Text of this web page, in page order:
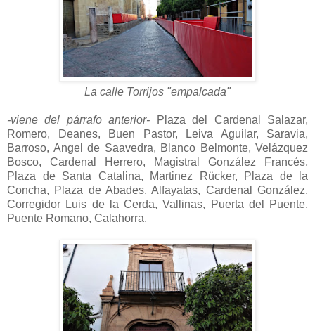
La calle Torrijos "empalcada"
-viene del párrafo anterior- Plaza del Cardenal Salazar,
Romero, Deanes, Buen Pastor, Leiva Aguilar, Saravia,
Barroso, Angel de Saavedra, Blanco Belmonte, Velázquez
Bosco, Cardenal Herrero, Magistral González Francés,
Plaza de Santa Catalina, Martinez Rücker, Plaza de la
Concha, Plaza de Abades, Alfayatas, Cardenal González,
Corregidor Luis de la Cerda, Vallinas, Puerta del Puente,
Puente Romano, Calahorra.